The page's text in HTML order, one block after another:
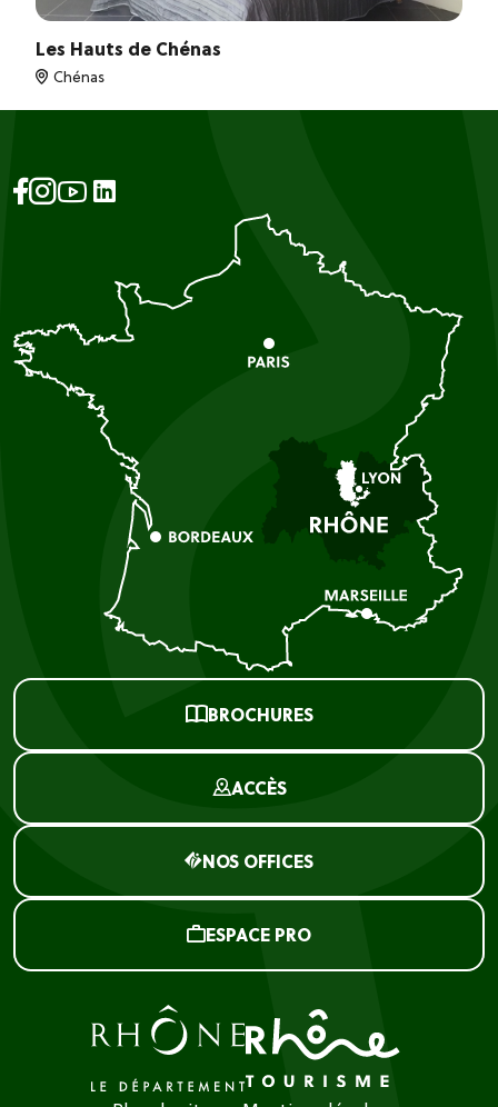
Les Hauts de Chénas
Chénas
BROCHURES
ACCÈS
NOS OFFICES
ESPACE PRO